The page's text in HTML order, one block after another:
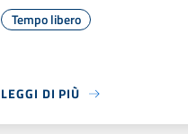
Tempo libero
LEGGI DI PIÙ